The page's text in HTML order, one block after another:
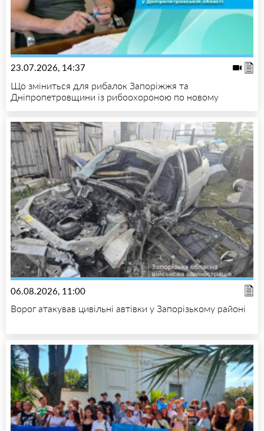
23.07.2026, 14:37
Що зміниться для рибалок Запоріжжя та
Дніпропетровщини із рибоохороною по новому
06.08.2026, 11:00
Ворог атакував цивільні автівки у Запорізькому районі